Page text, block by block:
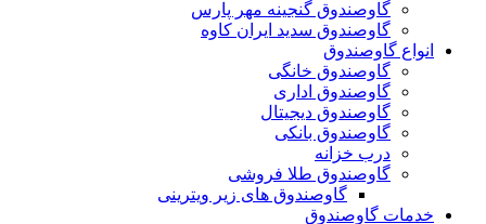
گاوصندوق گنجینه مهر پارس
گاوصندوق سدید ایران کاوه
انواع گاوصندوق
گاوصندوق خانگی
گاوصندوق اداری
گاوصندوق دیجیتال
گاوصندوق بانکی
درب خزانه
گاوصندوق طلا فروشی
گاوصندوق های زیر ویترینی
خدمات گاوصندوق